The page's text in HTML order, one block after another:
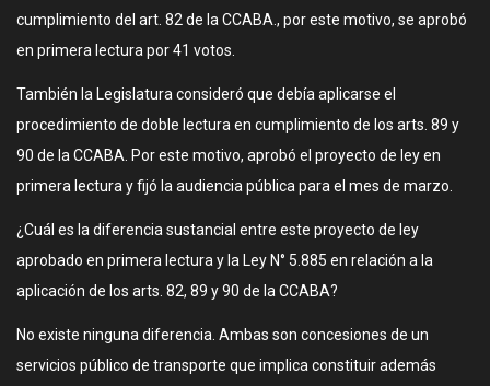
cumplimiento del art. 82 de la CCABA., por este motivo, se aprobó
en primera lectura por 41 votos.
También la Legislatura consideró que debía aplicarse el
procedimiento de doble lectura en cumplimiento de los arts. 89 y
90 de la CCABA. Por este motivo, aprobó el proyecto de ley en
primera lectura y fijó la audiencia pública para el mes de marzo.
¿Cuál es la diferencia sustancial entre este proyecto de ley
aprobado en primera lectura y la Ley N° 5.885 en relación a la
aplicación de los arts. 82, 89 y 90 de la CCABA?
No existe ninguna diferencia. Ambas son concesiones de un
servicios público de transporte que implica constituir además